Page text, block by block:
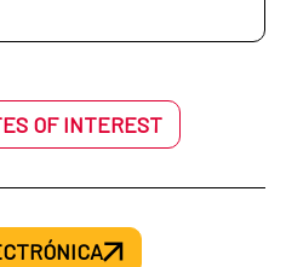
OF INTEREST